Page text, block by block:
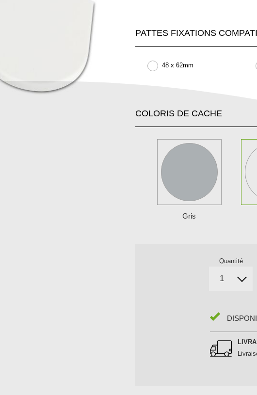
PATTES FIXATIONS
48 x 62mm
COLORIS DE CACHE
Gris
Quantité